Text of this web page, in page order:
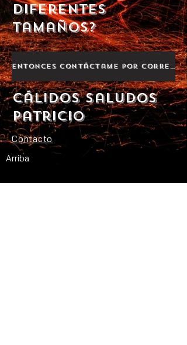
diferentes
tamaños?
Cálidos saludos
Patricio
Entonces contáctame por correo electrónico.
Contacto
Arriba